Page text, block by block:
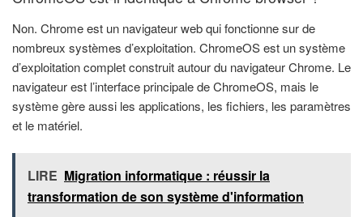
Non. Chrome est un navigateur web qui fonctionne sur de
nombreux systèmes d’exploitation. ChromeOS est un système
d’exploitation complet construit autour du navigateur Chrome. Le
navigateur est l’interface principale de ChromeOS, mais le
système gère aussi les applications, les fichiers, les paramètres
et le matériel.
LIRE Migration informatique : réussir la
transformation de son système d'information